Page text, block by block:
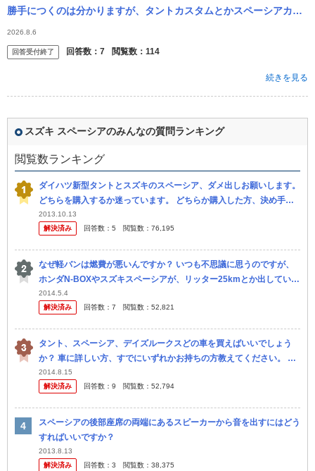
勝手につくのは分かりますが、タントカスタムとかスペーシアカス
タムでたまにつけてる人は手動ですよね 私の車はデイライトはない
のですが...
2026.8.6
回答受付終了 回答数： 7 閲覧数： 114
続きを見る
スズキ スペーシアのみんなの質問ランキング
閲覧数ランキング
ダイハツ新型タントとスズキのスペーシア、ダメ出しお願いします。
どちらを購入するか迷っています。 どちらか購入した方、決め手は
何でしたか。 お店で見ましたが、外観もあまりかわらないイメージ...
2013.10.13
解決済み
回答数： 5 閲覧数： 76,195
なぜ軽バンは燃費が悪いんですか？ いつも不思議に思うのですが、
ホンダN-BOXやスズキスペーシアが、リッター25kmとか出している
のに、なぜダイハツアトレーやスズキエブリィワゴンは、リッター1
4...
2014.5.4
解決済み
回答数： 7 閲覧数： 52,821
タント、スペーシア、デイズルークスどの車を買えばいいでしょう
か？ 車に詳しい方、すでにいずれかお持ちの方教えてください。 現
在普通車(アベンシス)に乗っていますが増車を考えています。 家族構
成は...
2014.8.15
解決済み
回答数： 9 閲覧数： 52,794
スペーシアの後部座席の両端にあるスピーカーから音を出すにはどう
すればいいですか？
2013.8.13
解決済み
回答数： 3 閲覧数： 38,375